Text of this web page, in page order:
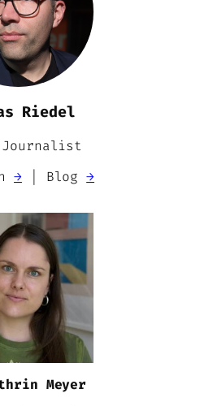
Riedel
→ | Blog→
Meyer